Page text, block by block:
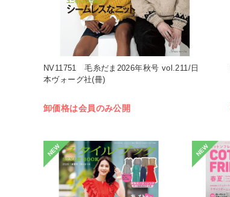
NV11751 毛糸だま2026年秋号 vol.211/日
本ヴォーグ社(冊)
卸価格は会員のみ公開
NEW NEW